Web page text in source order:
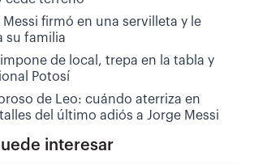
Messi firmó en una servilleta y le
su familia
de local, trepa en la tabla y
Potosí
de Leo: cuándo aterriza en
del último adiós a Jorge Messi
interesar